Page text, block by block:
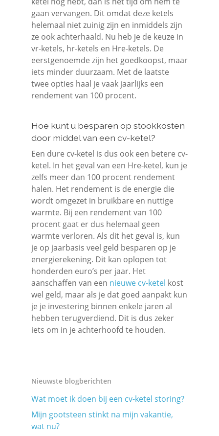
gaan vervangen. Dit omdat deze ketels
helemaal niet zuinig zijn en inmiddels zijn
ze ook achterhaald. Nu heb je de keuze in
vr-ketels, hr-ketels en Hre-ketels. De
eerstgenoemde zijn het goedkoopst, maar
iets minder duurzaam. Met de laatste
twee opties haal je vaak jaarlijks een
rendement van 100 procent.
Hoe kunt u besparen op stookkosten
door middel van een cv-ketel?
Een dure cv-ketel is dus ook een betere cv-
ketel. In het geval van een Hre-ketel, kun je
zelfs meer dan 100 procent rendement
halen. Het rendement is de energie die
wordt omgezet in bruikbare en nuttige
warmte. Bij een rendement van 100
procent gaat er dus helemaal geen
warmte verloren. Als dit het geval is, kun
je op jaarbasis veel geld besparen op je
energierekening. Dit kan oplopen tot
honderden euro’s per jaar. Het
aanschaffen van een nieuwe cv-ketel kost
wel geld, maar als je dat goed aanpakt kun
je je investering binnen enkele jaren al
hebben terugverdiend. Dit is dus zeker
iets om in je achterhoofd te houden.
Nieuwste blogberichten
Wat moet ik doen bij een cv-ketel storing?
Mijn gootsteen stinkt na mijn vakantie,
wat nu?